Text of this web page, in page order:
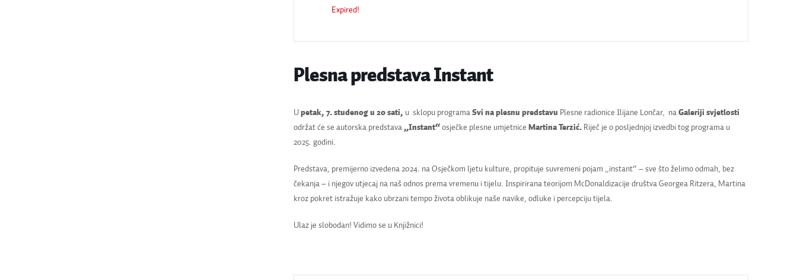
Expired!
Plesna predstava Instant
Upetak, 7. studenog u 20 sati, u sklopu programaSvi na plesnu predstavu Plesne radionice Ilijane Lončar, naGaleriji svjetlosti
održat će se autorska predstava „Instant“osječke plesne umjetnice Martina Terzić. Riječ je o posljednjoj izvedbi tog programa u
2025. godini.
Predstava, premijerno izvedena 2024. na Osječkom ljetu kulture, propituje suvremeni pojam „instant“ – sve što želimo odmah, bez
čekanja – i njegov utjecaj na naš odnos prema vremenu i tijelu. Inspirirana teorijom McDonaldizacije društva Georgea Ritzera, Martina
kroz pokret istražuje kako ubrzani tempo života oblikuje naše navike, odluke i percepciju tijela.
Ulaz je slobodan! Vidimo se u Knjižnici!